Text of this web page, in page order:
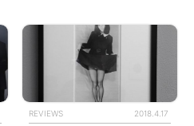
REVIEWS 2018.4.17